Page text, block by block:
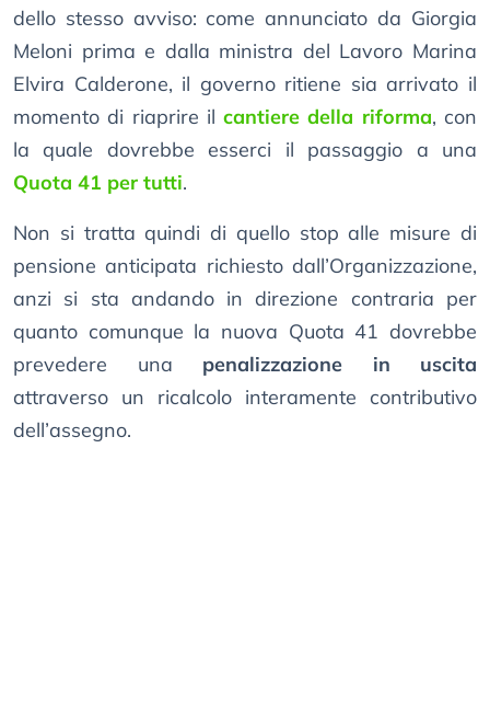
dello stesso avviso: come annunciato da Giorgia
Meloni prima e dalla ministra del Lavoro Marina
Elvira Calderone, il governo ritiene sia arrivato il
momento di riaprire ilcantiere della riforma, con
la quale dovrebbe esserci il passaggio a una
Quota 41 per tutti.
Non si tratta quindi di quello stop alle misure di
pensione anticipata richiesto dall’Organizzazione,
anzi si sta andando in direzione contraria per
quanto comunque la nuova Quota 41 dovrebbe
prevedere una penalizzazione in uscita
attraverso un ricalcolo interamente contributivo
dell’assegno.